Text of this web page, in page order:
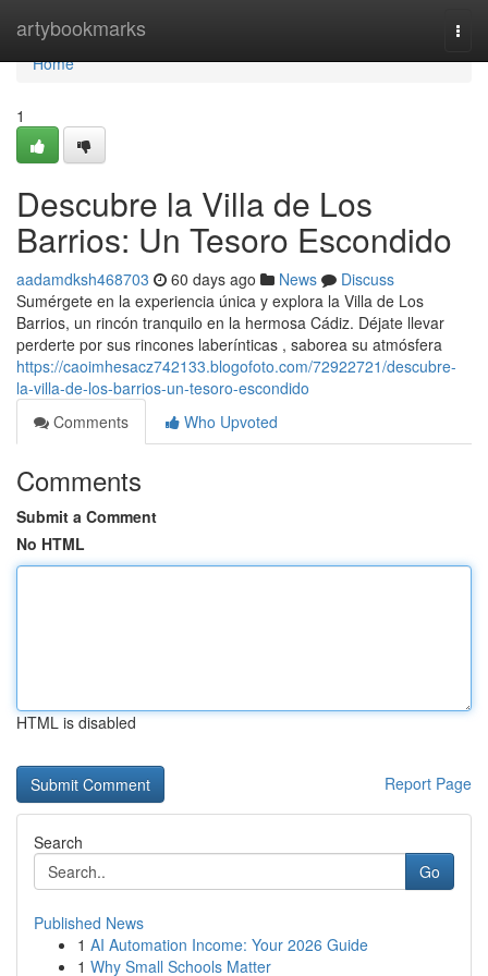
artybookmarks
Home
Home
1
Descubre la Villa de Los
Barrios: Un Tesoro Escondido
aadamdksh468703 60 days ago News
Discuss
Sumérgete en la experiencia única y explora la Villa de Los
Barrios, un rincón tranquilo en la hermosa Cádiz. Déjate llevar
perderte por sus rincones laberínticas , saborea su atmósfera
https://caoimhesacz742133.blogofoto.com/72922721/descubre-
la-villa-de-los-barrios-un-tesoro-escondido
Comments
Who Upvoted
Comments
Submit a Comment
No HTML
HTML is disabled
Report Page
Search
Go
Published News
1 AI Automation Income: Your 2026 Guide
1 Why Small Schools Matter